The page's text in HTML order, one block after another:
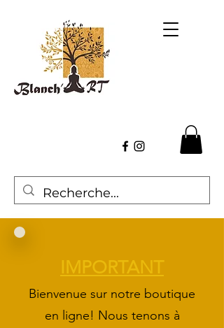
IMPORTANT
Bienvenue sur notre boutique
en ligne! Nous tenons à